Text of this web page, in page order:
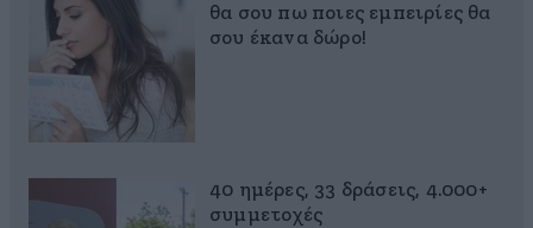
θα σου πω ποιες εμπειρίες θα
σου έκανα δώρο!
40 ημέρες, 33 δράσεις, 4.000+
συμμετοχές